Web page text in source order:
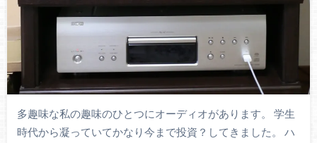
多趣味な私の趣味のひとつにオーディオがあります。 学生
時代から凝っていてかなり今まで投資？してきました。 ハ